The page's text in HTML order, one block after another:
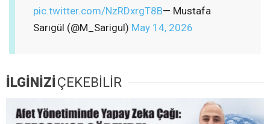
pic.twitter.com/NzRDxrgT8B— Mustafa
Sarıgül (@M_Sarigul) May 14, 2026
İLGİNİZİÇEKEBİLİR